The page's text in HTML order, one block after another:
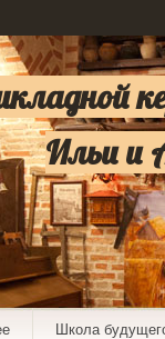
Ильи и
Школа